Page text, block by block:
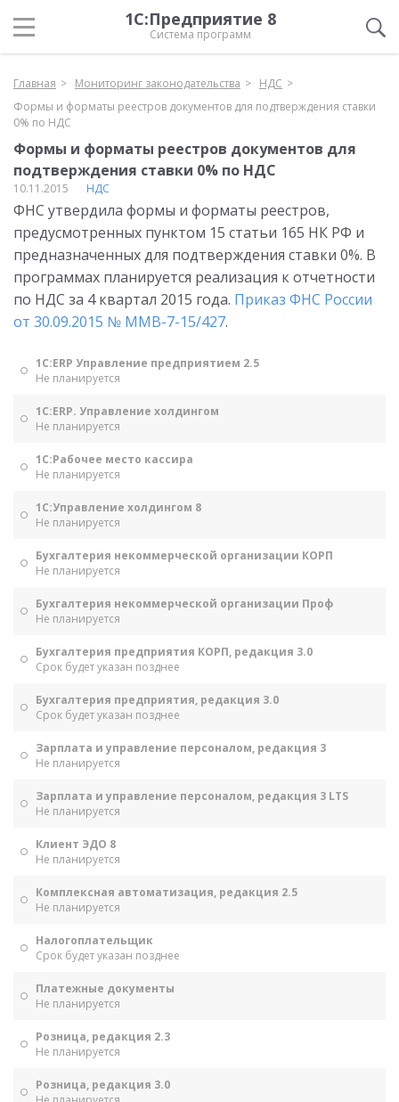
1С:Предприятие 8
Система программ
Главная Мониторинг законодательства
НДС
Формы и форматы реестров документов для подтверждения ставки
0% по НДС
Формы и форматы реестров документов для
подтверждения ставки 0% по НДС
10.11.2015 НДС
ФНС утвердила формы и форматы реестров,
предусмотренных пунктом 15 статьи 165 НК РФ и
предназначенных для подтверждения ставки 0%. В
программах планируется реализация к отчетности
по НДС за 4 квартал 2015 года. Приказ ФНС России
от 30.09.2015 № ММВ-7-15/427.
1С:ERP Управление предприятием 2.5
Не планируется
1С:ERP. Управление холдингом
Не планируется
1С:Рабочее место кассира
Не планируется
1С:Управление холдингом 8
Не планируется
Бухгалтерия некоммерческой организации КОРП
Не планируется
Бухгалтерия некоммерческой организации Проф
Не планируется
Бухгалтерия предприятия КОРП, редакция 3.0
Срок будет указан позднее
Бухгалтерия предприятия, редакция 3.0
Срок будет указан позднее
Зарплата и управление персоналом, редакция 3
Не планируется
Зарплата и управление персоналом, редакция 3 LTS
Не планируется
Клиент ЭДО 8
Не планируется
Комплексная автоматизация, редакция 2.5
Не планируется
Налогоплательщик
Срок будет указан позднее
Платежные документы
Не планируется
Розница, редакция 2.3
Не планируется
Розница, редакция 3.0